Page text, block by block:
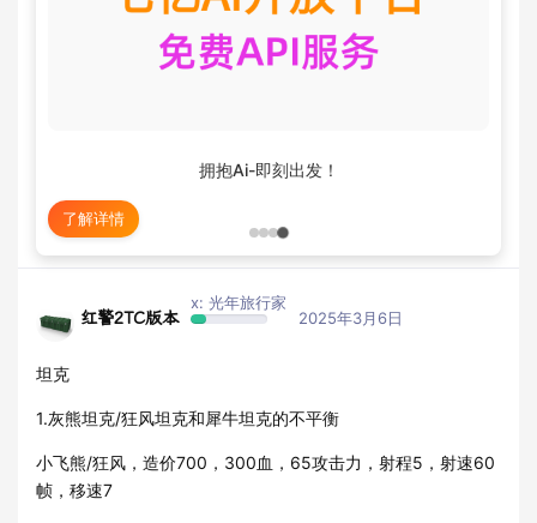
拥抱Ai-即刻出发！
了解详情
红警2TC版本
x: 光年旅行家
2025年3月6日
坦克
1.灰熊坦克/狂风坦克和犀牛坦克的不平衡
小飞熊/狂风，造价700，300血，65攻击力，射程5，射速60
帧，移速7